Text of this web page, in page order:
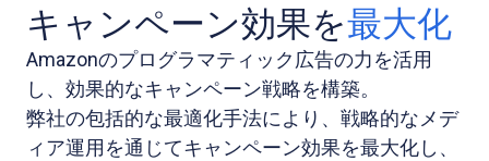
キャンペーン効果を最大化
Amazonのプログラマティック広告の力を活用
し、効果的なキャンペーン戦略を構築。
弊社の包括的な最適化手法により、戦略的なメデ
ィア運用を通じてキャンペーン効果を最大化し、